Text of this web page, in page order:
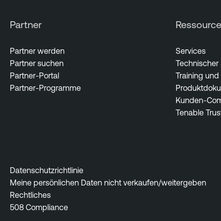
u
e
Partner
Partner werden
Partner suchen
Partner-Portal
Partner-Programme
Services
Training
Kunden-
Tenable
Datenschutzrichtlinie
Meine persönlichen Daten nicht verkaufen/weitergeben
Rechtliches
508 Compliance